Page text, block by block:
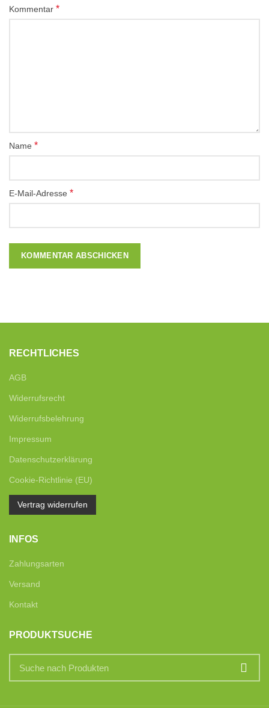
Kommentar *
Name *
E-Mail-Adresse *
RECHTLICHES
AGB
Widerrufsrecht
Widerrufsbelehrung
Impressum
Datenschutzerklärung
Cookie-Richtlinie (EU)
Vertrag widerrufen
INFOS
Zahlungsarten
Versand
Kontakt
PRODUKTSUCHE